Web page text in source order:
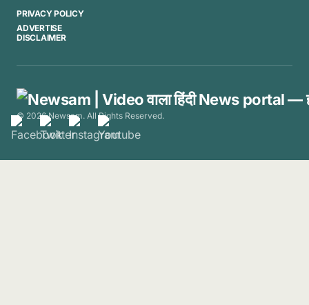
PRIVACY POLICY
ADVERTISE
DISCLAIMER
© 2026 Newsam. All Rights Reserved.